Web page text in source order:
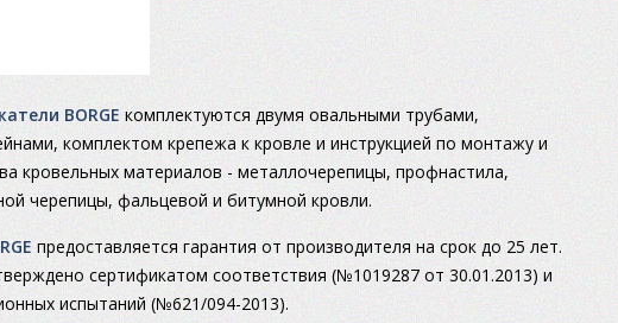
BORGE комплектуются двумя овальными трубами,
ком­плектом крепежа к кровле и инструкцией по монтажу и
кровельных материалов - металлочерепицы, профнастила,
черепицы, фальцевой и битумной кровли.
предоставляется гарантия от производителя на срок до 25 лет.
сертификатом соответствия (№1019287 от 30.01.2013) и
испытаний (№621/094-2013).